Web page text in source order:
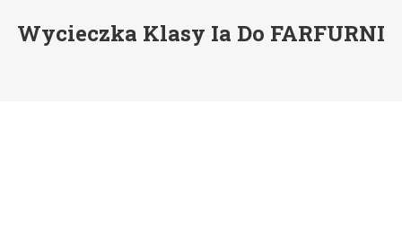
Wycieczka Klasy Ia Do FARFURNI